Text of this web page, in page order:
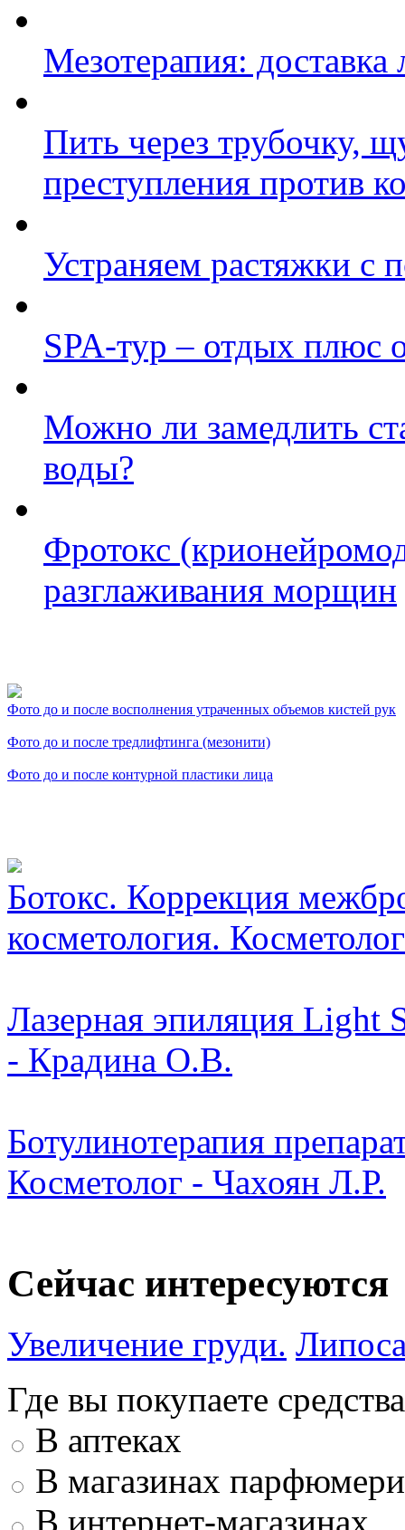
Мезотерапия: доставка
Пить через трубочку,
преступления против
Устраняем растяжки с
SPA-тур – отдых плюс
Можно ли замедлить
воды?
Фротокс
разглаживания морщин
Фото до и после восполнения утраченных объемов кистей рук
Фото до и после тредлифтинга (мезонити)
Фото до и после контурной пластики лица
Ботокс. Коррекция
косметология.
Лазерная эпиляция Light
- Крадина О.В.
Ботулинотерапия
Косметолог - Чахоян Л.Р.
Сейчас интересуются
Увеличение груди.
Где вы покупаете
В аптеках
В магазинах
В интернет-магазинах